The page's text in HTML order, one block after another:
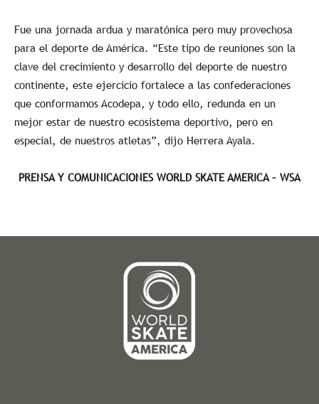
Fue una jornada ardua y maratónica pero muy provechosa
para el deporte de América. “Este tipo de reuniones son la
clave del crecimiento y desarrollo del deporte de nuestro
continente, este ejercicio fortalece a las confederaciones
que conformamos Acodepa, y todo ello, redunda en un
mejor estar de nuestro ecosistema deportivo, pero en
especial, de nuestros atletas”, dijo Herrera Ayala.
PRENSA Y COMUNICACIONES WORLD SKATE AMERICA – WSA